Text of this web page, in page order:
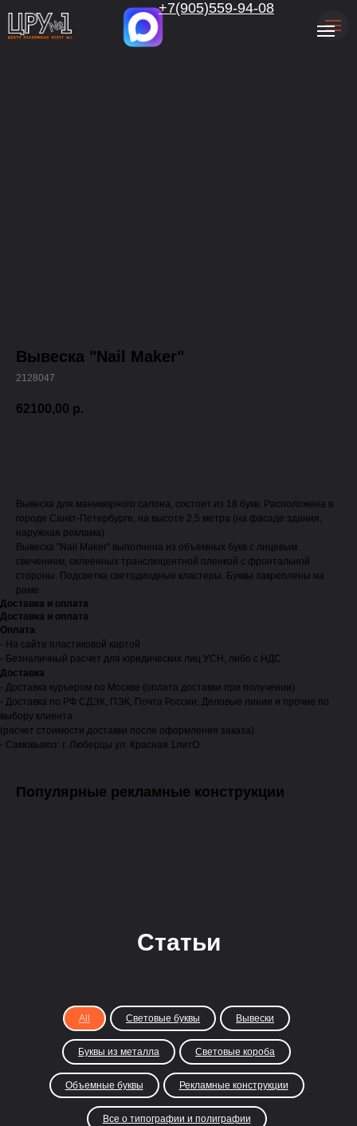
+7(905)559-94-08
Вывеска "Nail Maker"
2128047
62100,00 р.
Вывеска для маникюрного салона, состоит из 18 букв. Расположена в
городе Санкт-Петербурге, на высоте 2,5 метра (на фасаде здания,
наружная реклама).
Вывеска "Nail Maker" выполнена из объемных букв с лицевым
свечением, оклеенных транслюцентной пленкой с фронтальной
стороны. Подсветка светодиодные кластеры. Буквы закреплены на
раме
Доставка и оплата
Доставка и оплата
Оплата
- На сайте пластиковой картой
- Безналичный расчет для юридических лиц УСН, либо с НДС
Доставка
- Доставка курьером по Москве (оплата доставки при получении)
- Доставка по РФ СДЭК, ПЭК, Почта России, Деловые линии и прочие по
выбору клиента
(расчет стоимости доставки после оформления заказа)
- Самовывоз: г. Люберцы ул. Красная 1литО
Популярные рекламные конструкции
Статьи
All Световые буквы Вывески
Буквы из металла Световые короба
Объемные буквы Рекламные конструкции
Все о типографии и полиграфии